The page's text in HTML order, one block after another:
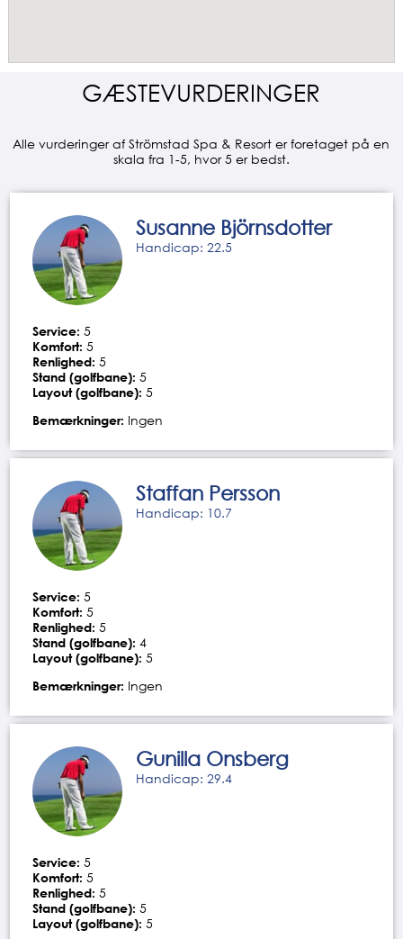
GÆSTEVURDERINGER
Alle vurderinger af Strömstad Spa & Resort er foretaget på en
skala fra 1-5, hvor 5 er bedst.
Susanne Björnsdotter
Handicap: 22.5
Service: 5
Komfort: 5
Renlighed: 5
Stand (golfbane): 5
Layout (golfbane): 5
Bemærkninger: Ingen
Staffan Persson
Handicap: 10.7
Service: 5
Komfort: 5
Renlighed: 5
Stand (golfbane): 4
Layout (golfbane): 5
Bemærkninger: Ingen
Gunilla Onsberg
Handicap: 29.4
Service: 5
Komfort: 5
Renlighed: 5
Stand (golfbane): 5
Layout (golfbane): 5